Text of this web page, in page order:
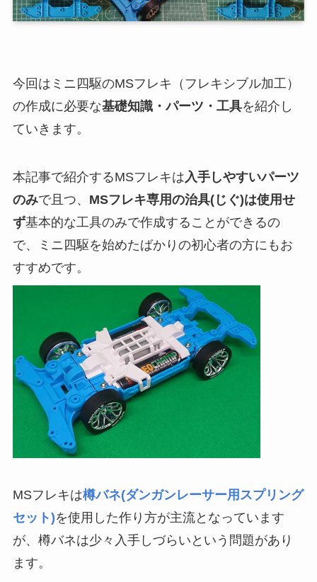
今回はミニ四駆のMSフレキ（フレキシブル加工）
の作成に必要な基礎知識・パーツ・工具を紹介し
ていきます。
本記事で紹介するMSフレキは 入手しやすいパーツ
のみで且つ、 MSフレキ専用の治具(じぐ)は使用せ
ず基本的な工具のみで作成することができるの
で、ミニ四駆を始めたばかりの初心者の方にもお
すすめです。
MSフレキは樽バネ(ダンガンレーサー用スプリング
セット)を使用した作り方が主流となっています
が、樽バネは少々入手しづらいという問題があり
ます。